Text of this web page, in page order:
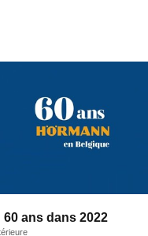
60 ans dans 2022